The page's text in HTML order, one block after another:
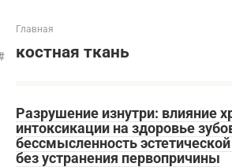
Главная
костная ткань
Разрушение изнутри: влияние
интоксикации на здоровье
бессмысленность
без устранения первопричины